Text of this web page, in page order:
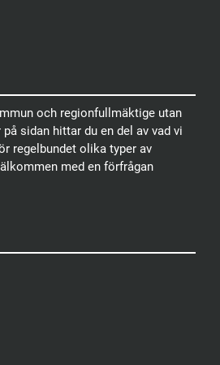
och regionfullmäktige utan
sidan hittar du en del av vad vi
regelbundet olika typer av
med en förfrågan